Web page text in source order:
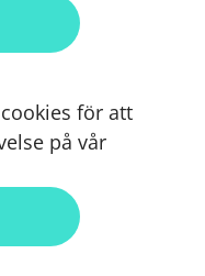
för att
på vår